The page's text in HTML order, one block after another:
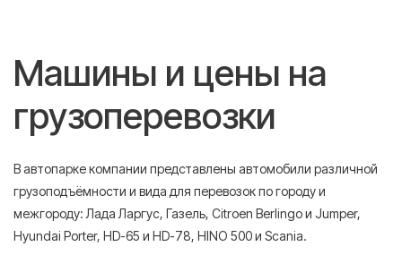
Машины и цены на
грузоперевозки
В автопарке компании представлены автомобили различной
грузоподъёмности и вида для перевозок по городу и
межгороду: Лада Ларгус, Газель, Citroen Berlingo и Jumper,
Hyundai Porter, HD-65 и HD-78, HINO 500 и Scania.